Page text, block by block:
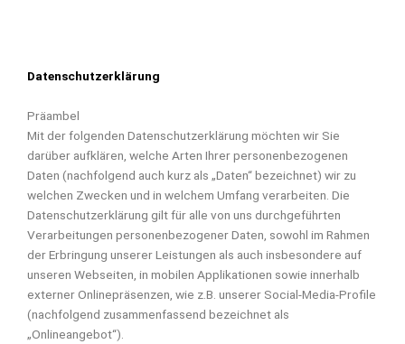
Datenschutzerklärung
Präambel
Mit der folgenden Datenschutzerklärung möchten wir Sie
darüber aufklären, welche Arten Ihrer personenbezogenen
Daten (nachfolgend auch kurz als „Daten“ bezeichnet) wir zu
welchen Zwecken und in welchem Umfang verarbeiten. Die
Datenschutzerklärung gilt für alle von uns durchgeführten
Verarbeitungen personenbezogener Daten, sowohl im Rahmen
der Erbringung unserer Leistungen als auch insbesondere auf
unseren Webseiten, in mobilen Applikationen sowie innerhalb
externer Onlinepräsenzen, wie z.B. unserer Social-Media-Profile
(nachfolgend zusammenfassend bezeichnet als
„Onlineangebot“).